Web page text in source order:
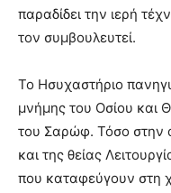
παραδίδει την ιερή
τον συμβουλευτεί.
Το Ησυχαστήριο
μνήμης του Οσίου και
του Σαρώφ. Τόσο στην
και της θείας
που καταφεύγουν στη